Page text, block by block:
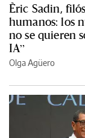
Èric Sadin,
humanos: los
no se quieren
IA”
Olga Agüero